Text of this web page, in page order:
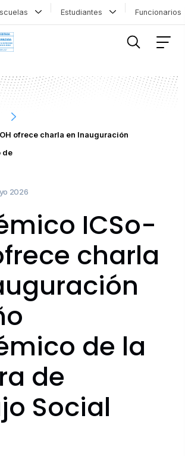
Estudiantes
ofrece charla en Inauguración
de
2026
ICSo-
charla
de la
de
Social